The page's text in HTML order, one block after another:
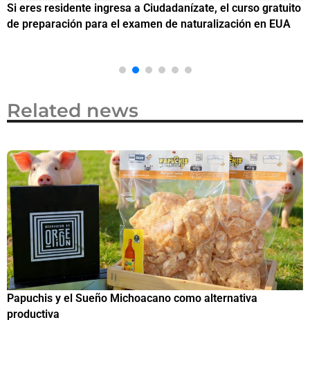
Si eres residente ingresa a Ciudadanízate, el curso gratuito
de preparación para el examen de naturalización en EUA
Related news
Papuchis y el Sueño Michoacano como alternativa
productiva